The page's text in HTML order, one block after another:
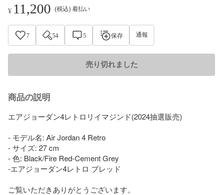
¥ 11,200 (税込) 着払い
7 54 5 保存 通報
売り切れました
商品の説明
エアジョーダン4レトロリイマジンド(2024抽選販売)
- モデル名: Air Jordan 4 Retro
- サイズ: 27 cm
- 色: Black/Fire Red-Cement Grey
-エアジョーダン4レトロ ブレッド
ご覧いただきありがとうございます。